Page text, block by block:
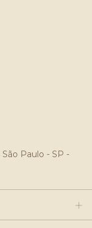
São Paulo - SP -